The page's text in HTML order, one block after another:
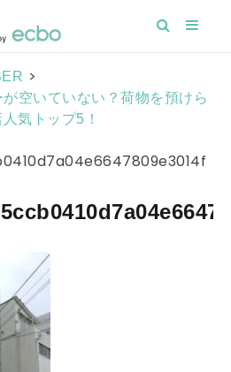
>
が空いていない？荷物を預けら
気トップ5！